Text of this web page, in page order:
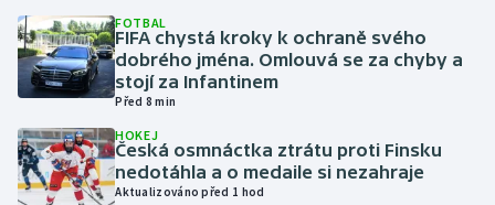
Gymnastika
Házená
Judo
FOTBAL
FIFA chystá kroky k ochraně svého
dobrého jména. Omlouvá se za chyby a
stojí za Infantinem
Před 8 min
HOKEJ
Česká osmnáctka ztrátu proti Finsku
nedotáhla a o medaile si nezahraje
Aktualizováno před 1 hod